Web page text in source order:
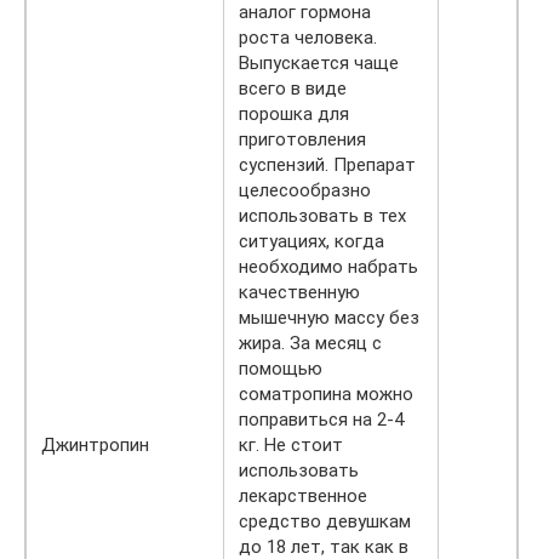
Джинтропин
аналог гормона
роста человека.
Выпускается чаще
всего в виде
порошка для
приготовления
суспензий. Препарат
целесообразно
использовать в тех
ситуациях, когда
необходимо набрать
качественную
мышечную массу без
жира. За месяц с
помощью
соматропина можно
поправиться на 2-4
кг. Не стоит
использовать
лекарственное
средство девушкам
до 18 лет, так как в